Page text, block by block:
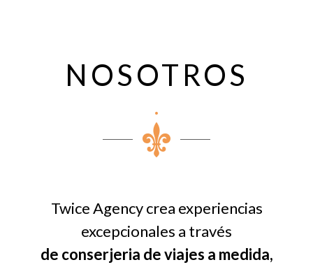
NOSOTROS
Twice Agency crea experiencias
excepcionales a través
de conserjeria de viajes a medida,